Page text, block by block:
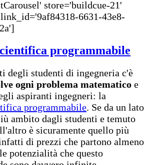
store='buildcue-21'
6631-43e8-
programmabile
degli studenti di ingegneria c'è
ogni problema matematico e
aspiranti ingegneri: la
programmabile. Se da un lato
ambito dagli studenti e temuto
è sicuramente quello più
di prezzi che partono almeno
potenzialità che questo